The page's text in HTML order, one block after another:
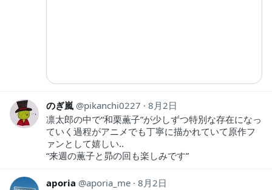
のぎ嵐 pikanchi0227
8月2日
凛太郎の中で“和栗薫子”が少しずつ特別な存在になっ
ていく過程がアニメでも丁寧に描かれていて原作フ
ァンとして嬉しい‥
“来週の薫子と昴の回も楽しみです”
aporia aporia_me 8月2日